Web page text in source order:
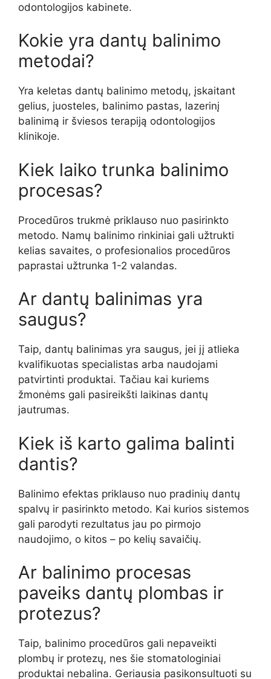
odontologijos kabinete.
Kokie yra dantų balinimo
metodai?
Yra keletas dantų balinimo metodų, įskaitant
gelius, juosteles, balinimo pastas, lazerinį
balinimą ir šviesos terapiją odontologijos
klinikoje.
Kiek laiko trunka balinimo
procesas?
Procedūros trukmė priklauso nuo pasirinkto
metodo. Namų balinimo rinkiniai gali užtrukti
kelias savaites, o profesionalios procedūros
paprastai užtrunka 1-2 valandas.
Ar dantų balinimas yra
saugus?
Taip, dantų balinimas yra saugus, jei jį atlieka
kvalifikuotas specialistas arba naudojami
patvirtinti produktai. Tačiau kai kuriems
žmonėms gali pasireikšti laikinas dantų
jautrumas.
Kiek iš karto galima balinti
dantis?
Balinimo efektas priklauso nuo pradinių dantų
spalvų ir pasirinkto metodo. Kai kurios sistemos
gali parodyti rezultatus jau po pirmojo
naudojimo, o kitos – po kelių savaičių.
Ar balinimo procesas
paveiks dantų plombas ir
protezus?
Taip, balinimo procedūros gali nepaveikti
plombų ir protezų, nes šie stomatologiniai
produktai nebalina. Geriausia pasikonsultuoti su